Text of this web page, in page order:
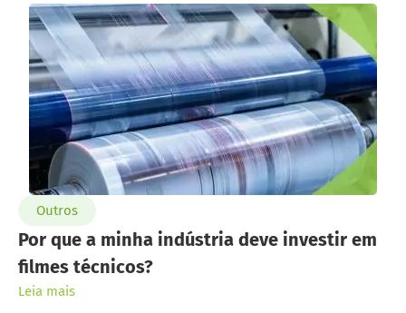
Outros
Por que a minha indústria deve investir em
filmes técnicos?
Leia mais